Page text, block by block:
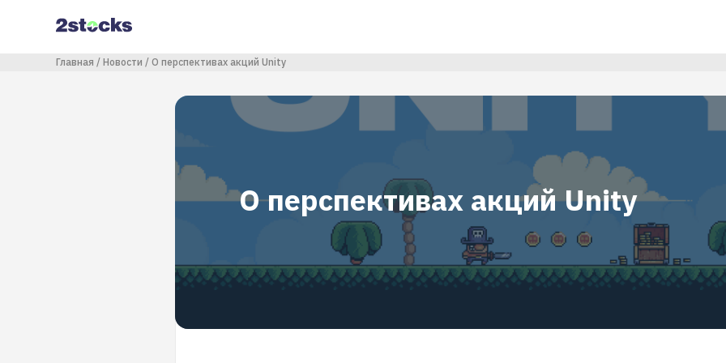
содержанию
Строка навигации
Главная Новости О перспективах акций Unity
О перспективах акций Unity